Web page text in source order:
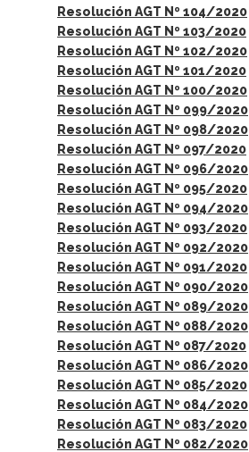
Resolución AGT Nº 104/2020
Resolución AGT Nº 103/2020
Resolución AGT Nº 102/2020
Resolución AGT Nº 101/2020
Resolución AGT Nº 100/2020
Resolución AGT Nº 099/2020
Resolución AGT Nº 098/2020
Resolución AGT Nº 097/2020
Resolución AGT Nº 096/2020
Resolución AGT Nº 095/2020
Resolución AGT Nº 094/2020
Resolución AGT Nº 093/2020
Resolución AGT Nº 092/2020
Resolución AGT Nº 091/2020
Resolución AGT Nº 090/2020
Resolución AGT Nº 089/2020
Resolución AGT Nº 088/2020
Resolución AGT Nº 087/2020
Resolución AGT Nº 086/2020
Resolución AGT Nº 085/2020
Resolución AGT Nº 084/2020
Resolución AGT Nº 083/2020
Resolución AGT Nº 082/2020